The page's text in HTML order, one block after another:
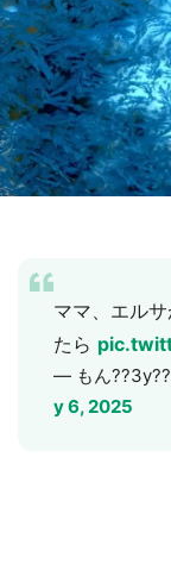
ママ、エル
たら
— もん
y 6, 2025